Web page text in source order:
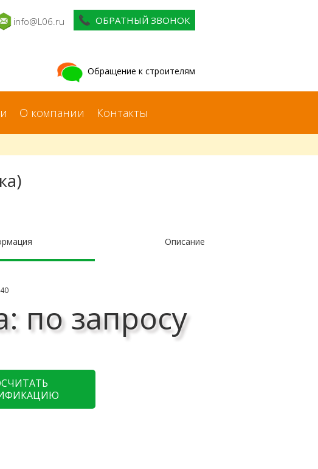
info@L06.ru ОБРАТНЫЙ ЗВОНОК
Обращение к строителям
О компании Контакты
Описание
по запросу